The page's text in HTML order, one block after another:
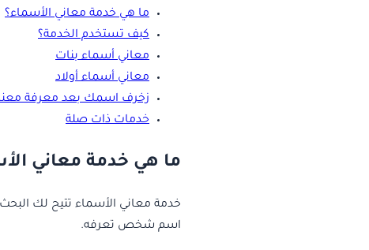
ما هي خدمة معاني الأسماء؟
كيف تستخدم الخدمة؟
معاني أسماء بنات
معاني أسماء أولاد
زخرف اسمك بعد معرفة
خدمات ذات صلة
ما هي خدمة معاني
خدمة معاني الأسماء تتيح لك
اسم شخص تعرفه.